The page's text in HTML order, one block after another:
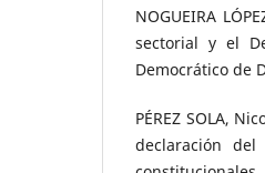
NOGUEIRA
sectorial y el
Democrático de
PÉREZ SOLA,
declaración